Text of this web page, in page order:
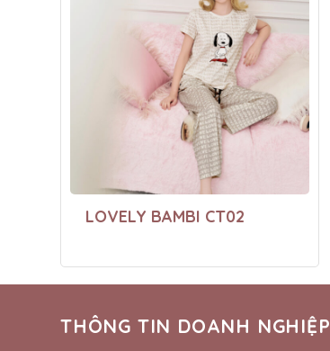
LOVELY BAMBI CT02
THÔNG TIN DOANH NGHIỆP